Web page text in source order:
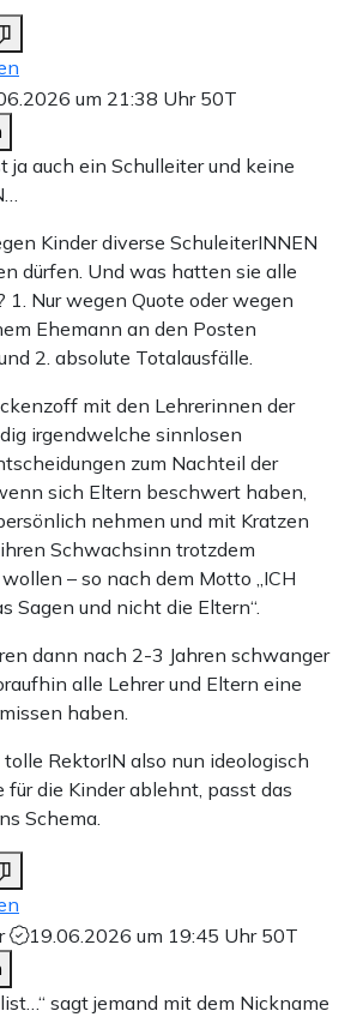
um 21:38 Uhr 50T
ja auch ein Schulleiter und keine
Kinder diverse SchuleiterINNEN
dürfen. Und was hatten sie alle
1. Nur wegen Quote oder wegen
Ehemann an den Posten
2. absolute Totalausfälle.
mit den Lehrerinnen der
irgendwelche sinnlosen
zum Nachteil der
sich Eltern beschwert haben,
nehmen und mit Kratzen
Schwachsinn trotzdem
– so nach dem Motto „ICH
Sagen und nicht die Eltern“.
dann nach 2-3 Jahren schwanger
alle Lehrer und Eltern eine
haben.
RektorIN also nun ideologisch
für die Kinder ablehnt, passt das
Schema.
19.06.2026 um 19:45 Uhr 50T
sagt jemand mit dem Nickname